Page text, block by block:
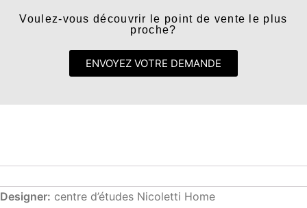
Voulez-vous découvrir le point de vente le plus
proche?
ENVOYEZ VOTRE DEMANDE
Designer: centre d’études Nicoletti Home